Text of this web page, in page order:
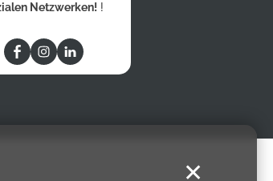
✕
Netzwerken! !